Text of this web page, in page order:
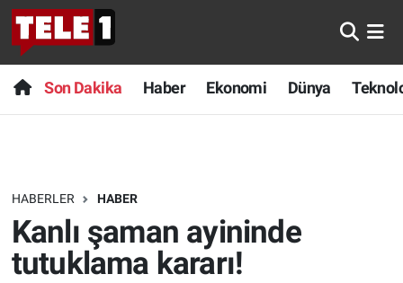
Son Dakika Haber Ekonomi Dünya
HABERLER HABER
Kanlı şaman ayininde
tutuklama kararı!
Anında Manşet
Başka Sohbetler
Bilim turu
Bilim ve Teknoloji Evreni
Son Dakika
Haber
Dünya
Teknoloji
Nöbetçi Eczaneler
Hava Durumu
Trafik Durumu
Süper Lig Puan Durumu ve Fikstür